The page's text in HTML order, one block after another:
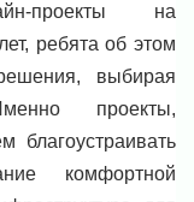
проекты на
ребята об этом
выбирая
проекты,
комфортной